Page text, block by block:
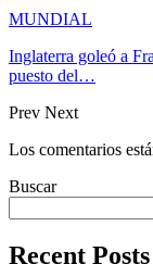
MUNDIAL
Inglaterra goleó a
puesto del…
Prev Next
Los comentarios
Buscar
Recent Posts